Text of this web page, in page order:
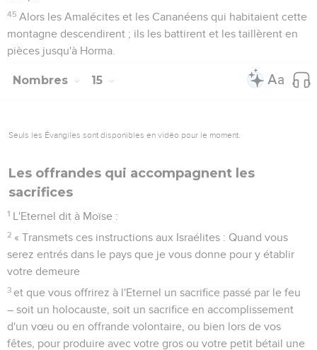
45 Alors les Amalécites et les Cananéens qui habitaient cette
montagne descendirent ; ils les battirent et les taillèrent en
pièces jusqu'à Horma.
Nombres 15
Seuls les Évangiles sont disponibles en vidéo pour le moment.
Les offrandes qui accompagnent les
sacrifices
1 L'Eternel dit à Moïse :
2 « Transmets ces instructions aux Israélites : Quand vous
serez entrés dans le pays que je vous donne pour y établir
votre demeure
3 et que vous offrirez à l'Eternel un sacrifice passé par le feu
– soit un holocauste, soit un sacrifice en accomplissement
d'un vœu ou en offrande volontaire, ou bien lors de vos
fêtes, pour produire avec votre gros ou votre petit bétail une